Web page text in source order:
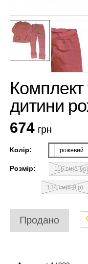
дитини
674 грн
Колір: рожевий
Розмір: 116 см(5-6р)
134 см(8-9 р)
Продано